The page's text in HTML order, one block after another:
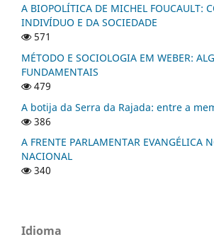
A BIOPOLÍTICA DE MICHEL FOUCAULT:
INDIVÍDUO E DA SOCIEDADE
571
MÉTODO E SOCIOLOGIA EM WEBER:
FUNDAMENTAIS
479
A botija da Serra da Rajada: entre a
386
A FRENTE PARLAMENTAR EVANGÉLICA
NACIONAL
340
Idioma